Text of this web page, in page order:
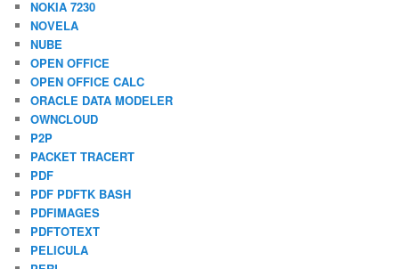
NOKIA 7230
NOVELA
NUBE
OPEN OFFICE
OPEN OFFICE CALC
ORACLE DATA MODELER
OWNCLOUD
P2P
PACKET TRACERT
PDF
PDF PDFTK BASH
PDFIMAGES
PDFTOTEXT
PELICULA